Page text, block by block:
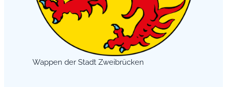
Wappen der Stadt Zweibrücken